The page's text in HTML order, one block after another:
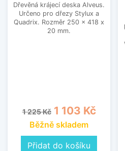
Dřevěná krájecí deska Alveus.
Určeno pro dřezy Stylux a
Quadrix. Rozměr 250 x 418 x
20 mm.
Běžná cena
1 225 Kč Cena
1 103 Kč
Běžně skladem
Přidat do košíku